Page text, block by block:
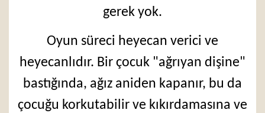
gerek yok.
Oyun süreci heyecan verici ve
heyecanlıdır. Bir çocuk "ağrıyan dişine"
bastığında, ağız aniden kapanır, bu da
çocuğu korkutabilir ve kıkırdamasına ve